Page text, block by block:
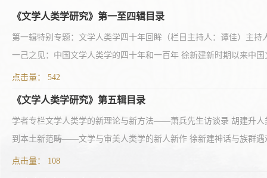
《文学人类学研究》第一至四辑目录
第一辑特别专题：文学人类学四十年回眸（栏目主持人：谭佳）主
一己之见：中国文学人类学的四十年和一百年 徐新建新时期以来中
点击量： 542
《文学人类学研究》第五辑目录
学者专栏文学人类学的新理论与新方法——萧兵先生访谈录 胡建升
到本土新范畴——文学与审美人类学的新人新作 徐新建神话与族群遇
点击量： 108